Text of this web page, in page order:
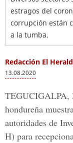
estragos del
corrupción están
a la tumba.
Redacción El
13.08.2020
TEGUCIGALPA,
hondureña
autoridades de
H) para